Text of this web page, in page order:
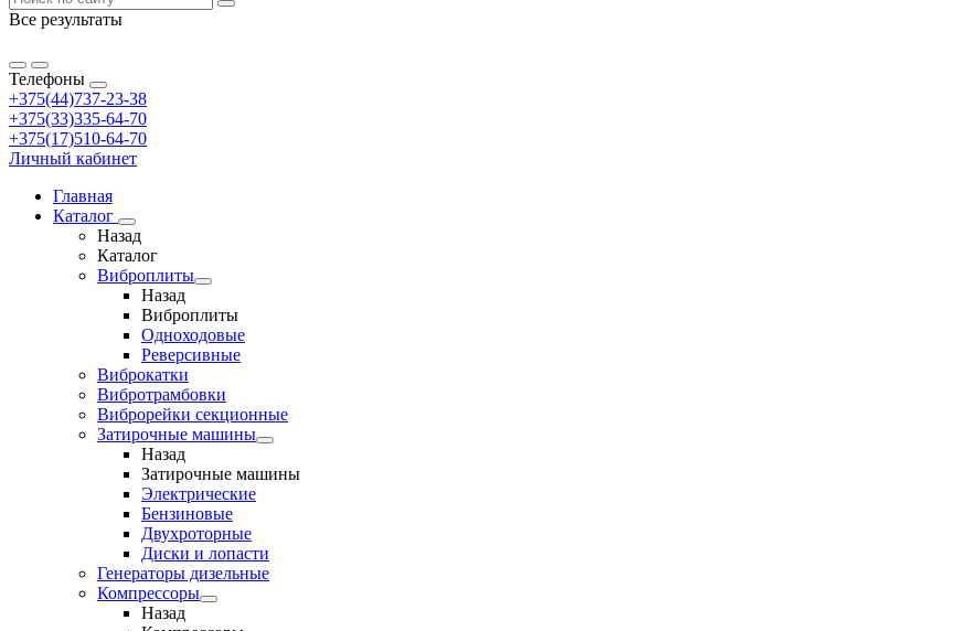
Все результаты
Телефоны
+375(44)737-23-38
+375(33)335-64-70
+375(17)510-64-70
Личный кабинет
Главная
Каталог
Назад
Каталог
Виброплиты
Назад
Виброплиты
Одноходовые
Реверсивные
Виброкатки
Вибротрамбовки
Виброрейки секционные
Затирочные машины
Назад
Затирочные машины
Электрические
Бензиновые
Двухроторные
Диски и лопасти
Генераторы дизельные
Компрессоры
Назад